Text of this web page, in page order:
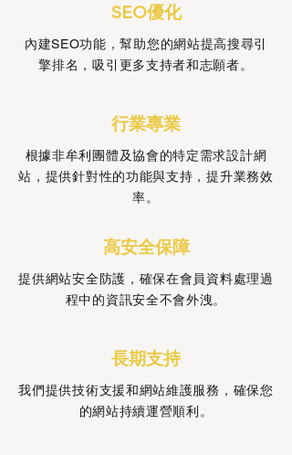
SEO優化
內建SEO功能，幫助您的網站提高搜尋引
擎排名，吸引更多支持者和志願者。
行業專業
根據非牟利團體及協會的特定需求設計網
站，提供針對性的功能與支持，提升業務效
率。
高安全保障
提供網站安全防護，確保在會員資料處理過
程中的資訊安全不會外洩。
長期支持
我們提供技術支援和網站維護服務，確保您
的網站持續運營順利。